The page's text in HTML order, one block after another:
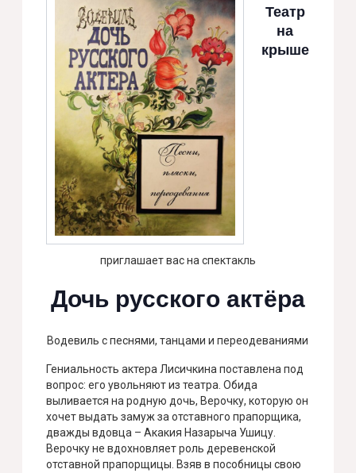
Театр
на
крыше
приглашает вас на спектакль
Дочь русского актёра
Водевиль с песнями, танцами и переодеваниями
Гениальность актера Лисичкина поставлена под
вопрос: его увольняют из театра. Обида
выливается на родную дочь, Верочку, которую он
хочет выдать замуж за отставного прапорщика,
дважды вдовца – Акакия Назарыча Ушицу.
Верочку не вдохновляет роль деревенской
отставной прапорщицы. Взяв в пособницы свою